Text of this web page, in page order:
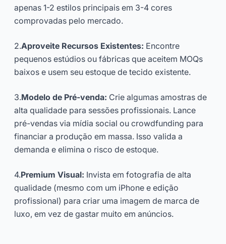
apenas 1-2 estilos principais em 3-4 cores
comprovadas pelo mercado.
2.Aproveite Recursos Existentes: Encontre
pequenos estúdios ou fábricas que aceitem MOQs
baixos e usem seu estoque de tecido existente.
3.Modelo de Pré-venda: Crie algumas amostras de
alta qualidade para sessões profissionais. Lance
pré-vendas via mídia social ou crowdfunding para
financiar a produção em massa. Isso valida a
demanda e elimina o risco de estoque.
4.Premium Visual: Invista em fotografia de alta
qualidade (mesmo com um iPhone e edição
profissional) para criar uma imagem de marca de
luxo, em vez de gastar muito em anúncios.